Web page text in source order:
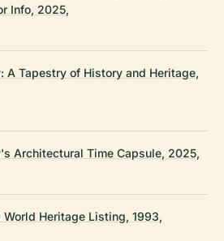
Info, 2025,
A Tapestry of History and Heritage,
Architectural Time Capsule, 2025,
World Heritage Listing, 1993,